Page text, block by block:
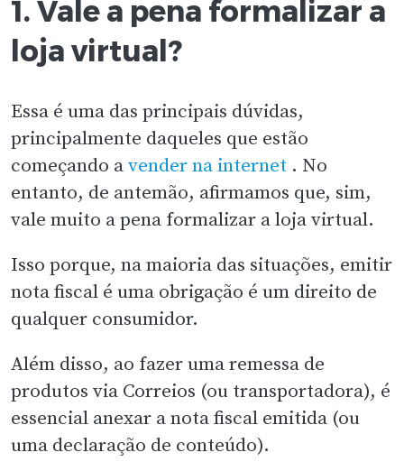
1. Vale a pena formalizar a
loja virtual?
Essa é uma das principais dúvidas,
principalmente daqueles que estão
começando avender na internet . No
entanto, de antemão, afirmamos que, sim,
vale muito a pena formalizar a loja virtual.
Isso porque, na maioria das situações, emitir
nota fiscal é uma obrigação é um direito de
qualquer consumidor.
Além disso, ao fazer uma remessa de
produtos via Correios (ou transportadora), é
essencial anexar a nota fiscal emitida (ou
uma declaração de conteúdo).